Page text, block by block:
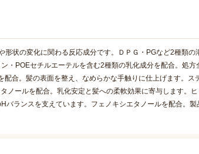
状の変化に関わる反応成分です。ＤＰＧ・PGなど2種類の
・POEセチルエーテルを含む2種類の乳化成分を配合。処方
合。髪の表面を整え、なめらかな手触りに仕上げます。ス
ノールを配合。乳化安定と髪への柔軟効果に寄与します。ヒ
ランスを支えています。フェノキシエタノールを配合。製